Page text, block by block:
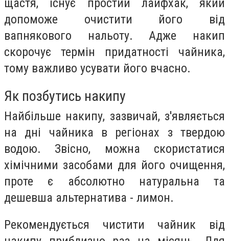
щастя, існує простий лайфхак, який
допоможе очистити його від
вапнякового нальоту. Адже накип
скорочує термін придатності чайника,
тому важливо усувати його вчасно.
Як позбутись накипу
Найбільше накипу, зазвичай, з'являється
на дні чайника в регіонах з твердою
водою. Звісно, можна скористатися
хімічними засобами для його очищення,
проте є абсолютно натуральна та
дешевша альтернатива - лимон.
Рекомендується чистити чайник від